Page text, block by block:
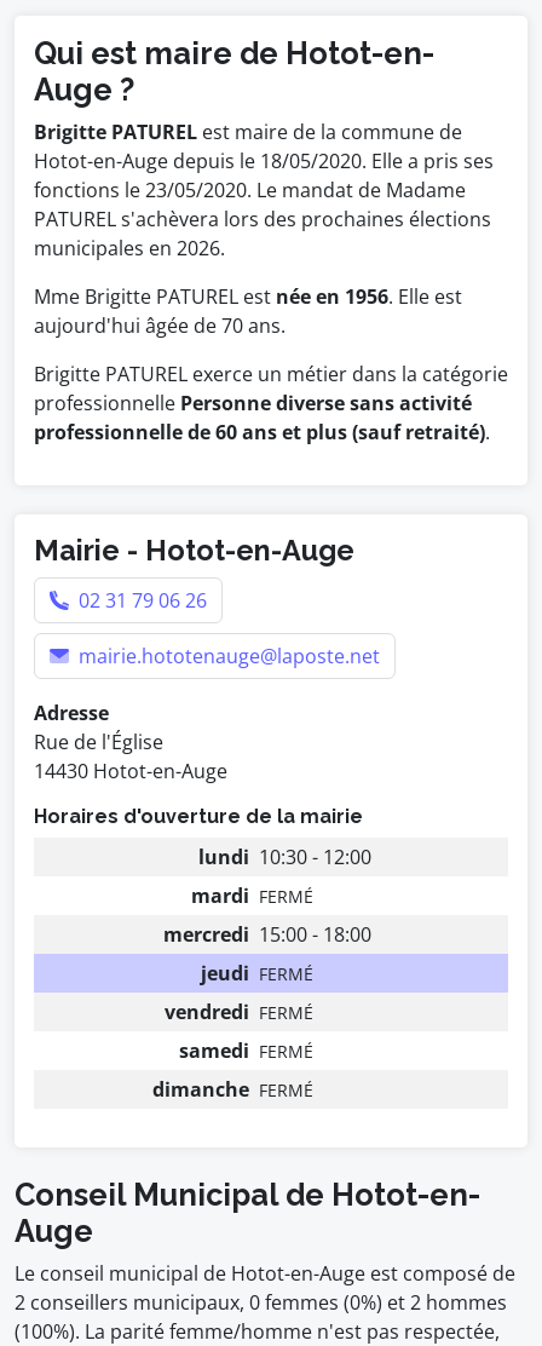
Qui est maire de Hotot-en-
Auge ?
Brigitte PATUREL est maire de la commune de
Hotot-en-Auge depuis le 18/05/2020. Elle a pris ses
fonctions le 23/05/2020. Le mandat de Madame
PATUREL s'achèvera lors des prochaines élections
municipales en 2026.
Mme Brigitte PATUREL est née en 1956. Elle est
aujourd'hui âgée de 70 ans.
Brigitte PATUREL exerce un métier dans la catégorie
professionnelle Personne diverse sans activité
professionnelle de 60 ans et plus (sauf retraité).
Mairie - Hotot-en-Auge
02 31 79 06 26
mairie.hototenauge@laposte.net
Adresse
Rue de l'Église
14430 Hotot-en-Auge
Horaires d'ouverture de la mairie
lundi 10:30 - 12:00
mardi FERMÉ
mercredi 15:00 - 18:00
jeudi FERMÉ
vendredi FERMÉ
samedi FERMÉ
dimanche FERMÉ
Conseil Municipal de Hotot-en-
Auge
Le conseil municipal de Hotot-en-Auge est composé de
2 conseillers municipaux, 0 femmes (0%) et 2 hommes
(100%). La parité femme/homme n'est pas respectée,